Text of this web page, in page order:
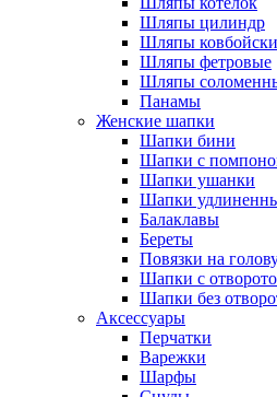
Шляпы цилиндр
Шляпы
Шляпы фетровые
Шляпы
Панамы
Женские шапки
Шапки бини
Шапки с
Шапки ушанки
Шапки
Балаклавы
Береты
Повязки на
Шапки с
Шапки без
Аксессуары
Перчатки
Варежки
Шарфы